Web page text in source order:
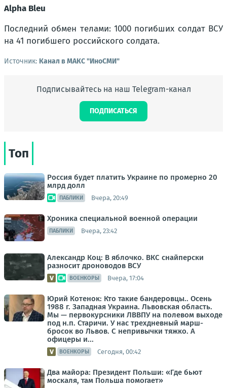
Alpha Bleu
Последний обмен телами: 1000 погибших солдат ВСУ
на 41 погибшего российского солдата.
Источник: Канал в МАКС "ИноСМИ"
Подписывайтесь на наш Telegram-канал
ПОДПИСАТЬСЯ
Топ
Россия будет платить Украине по промерно 20
млрд долл
ПАБЛИКИ Вчера, 20:49
Хроника специальной военной операции
ПАБЛИКИ Вчера, 23:42
Александр Коц: В яблочко. ВКС снайперски
разносит дроноводов ВСУ
ВОЕНКОРЫ Вчера, 17:04
Юрий Котенок: Кто такие бандеровцы.. Осень
1988 г. Западная Украина. Львовская область.
Мы — первокурсники ЛВВПУ на полевом выходе
под н.п. Старичи. У нас трехдневный марш-
бросок во Львов. С непривычки тяжко. А
офицеры и...
ВОЕНКОРЫ Сегодня, 00:42
Два майора: Президент Польши: «Где бьют
москаля, там Польша помогает»